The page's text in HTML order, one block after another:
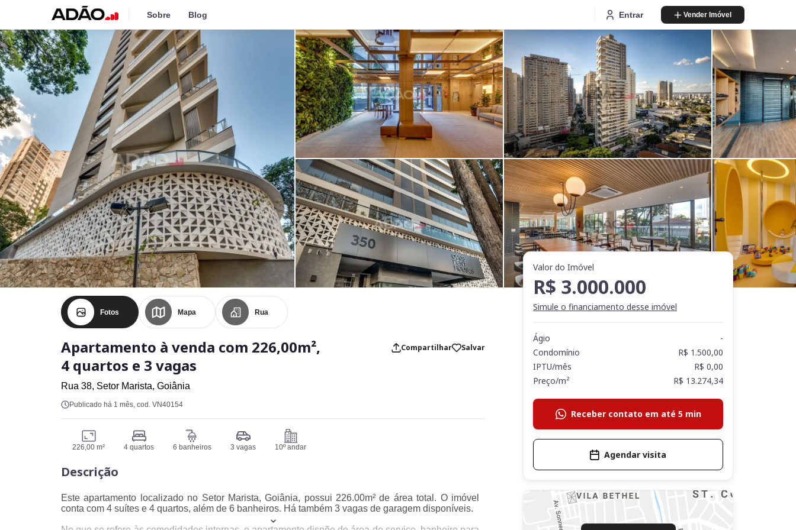
Sobre Blog Entrar Vender Imóvel
Fotos Mapa Rua
Apartamento à venda com 226,00m²,
4 quartos e 3 vagas
Compartilhar Salvar
Rua 38, Setor Marista, Goiânia
Publicado há 1 mês, cod. VN40154
226,00 m² 4 quartos 6 banheiros 3 vagas 10º andar
Descrição
Este apartamento localizado no Setor Marista, Goiânia, possui 226.00m² de área total. O imóvel
conta com 4 suítes e 4 quartos, além de 6 banheiros. Há também 3 vagas de garagem disponíveis.
Valor do Imóvel
R$ 3.000.000
Simule o financiamento desse imóvel
Ágio
-
Condomínio
R$ 1.500,00
IPTU/mês
R$ 0,00
Preço/m²
R$ 13.274,34
Receber contato em até 5 min
Agendar visita